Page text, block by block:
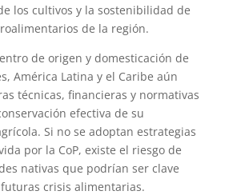
los cultivos y la sostenibilidad de
de la región.
de origen y domesticación de
América Latina y el Caribe aún
técnicas, financieras y normativas
efectiva de su
Si no se adoptan estrategias
por la CoP, existe el riesgo de
nativas que podrían ser clave
crisis alimentarias.